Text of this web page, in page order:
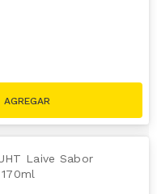
Laive Sabor